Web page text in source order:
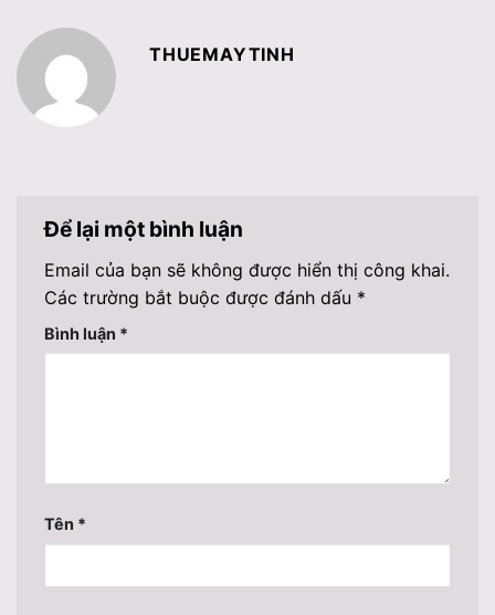
THUEMAYTINH
Để lại một bình luận
Email của bạn sẽ không được hiển thị công khai.
Các trường bắt buộc được đánh dấu *
Bình luận *
Tên *